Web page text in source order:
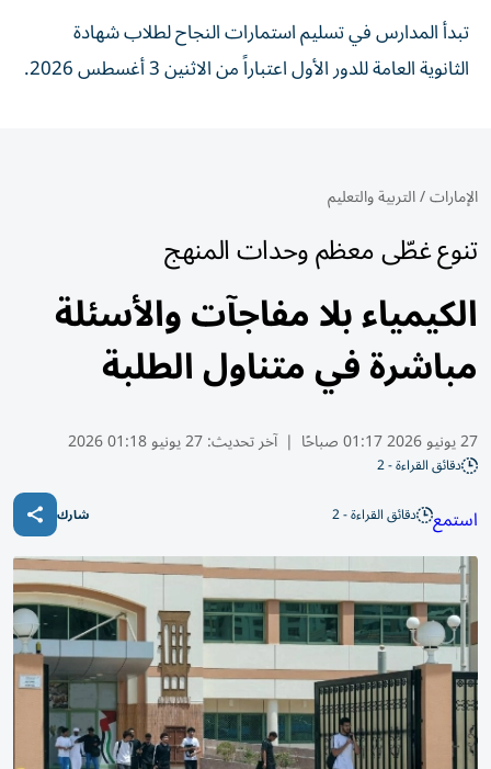
تبدأ المدارس في تسليم استمارات النجاح لطلاب شهادة
الثانوية العامة للدور الأول اعتباراً من الاثنين 3 أغسطس 2026.
الإمارات/التربية والتعليم
تنوع غطّى معظم وحدات المنهج
الكيمياء بلا مفاجآت والأسئلة
مباشرة في متناول الطلبة
27 يونيو 2026 01:17 صباحًا | آخر تحديث:27 يونيو 01:18 2026
دقائق القراءة - 2
استمع دقائق القراءة - 2 شارك